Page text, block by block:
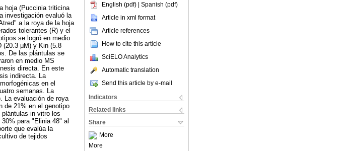
English (pdf) | Spanish (pdf)
Article in xml format
Article references
How to cite this article
SciELO Analytics
Automatic translation
Send this article by e-mail
Indicators
Related links
Share
More
More
hoja (Puccinia triticina
investigación evaluó la
a la roya de la hoja
tolerantes (R) y el
se logró en medio
(20.3 μM) y Kin (5.8
De las plántulas se
en medio MS
directa. En este
indirecta. La
en el
semanas. La
La evaluación de roya
de 21% en el genotipo
in vitro los
para "Elinia 48" al
que evalúa la
de tejidos